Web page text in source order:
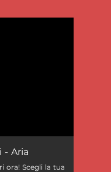
- Aria
ora! Scegli la tua